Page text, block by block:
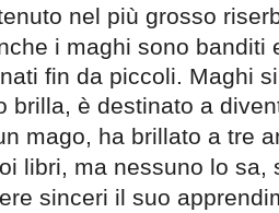
nel più grosso
i maghi sono banditi
fin da piccoli. Maghi
brilla, è destinato a
mago, ha brillato a tre
libri, ma nessuno lo
sinceri il suo